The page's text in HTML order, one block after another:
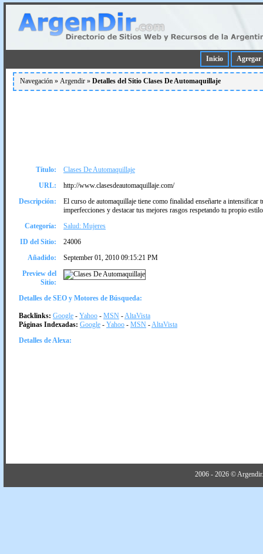
Inicio Agregar
Navegación » Argendir » Detalles del Sitio Clases De Automaquillaje
Título:
Clases De Automaquillaje
URL:
http://www.clasesdeautomaquillaje.com/
Descripción:
El curso de automaquillaje tiene como finalidad enseñarte a
imperfecciones y destacar tus mejores rasgos respetando tu propio
Categoría:
Salud: Mujeres
ID del Sitio:
24006
Añadido:
September 01, 2010 09:15:21 PM
Preview del
Sitio:
Detalles de SEO y Motores de Búsqueda:
Backlinks: Google - Yahoo - MSN -AltaVista
Páginas Indexadas: Google - Yahoo - MSN -AltaVista
Detalles de Alexa:
2006 - 2026 ©